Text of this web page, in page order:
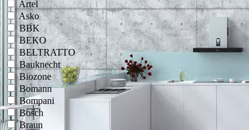
Artel
Asko
BBK
BEKO
BELTRATTO
Bauknecht
Biozone
Bomann
Bompani
Bosch
Braun